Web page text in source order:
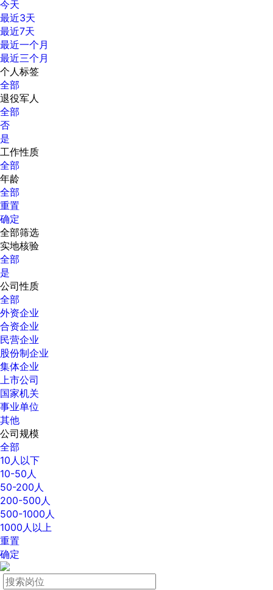
今天
最近3天
最近7天
最近一个月
最近三个月
个人标签
全部
退役军人
全部
否
是
工作性质
全部
年龄
全部
重置
确定
全部筛选
实地核验
全部
是
公司性质
全部
外资企业
合资企业
民营企业
股份制企业
集体企业
上市公司
国家机关
事业单位
其他
公司规模
全部
10人以下
10-50人
50-200人
200-500人
500-1000人
1000人以上
重置
确定